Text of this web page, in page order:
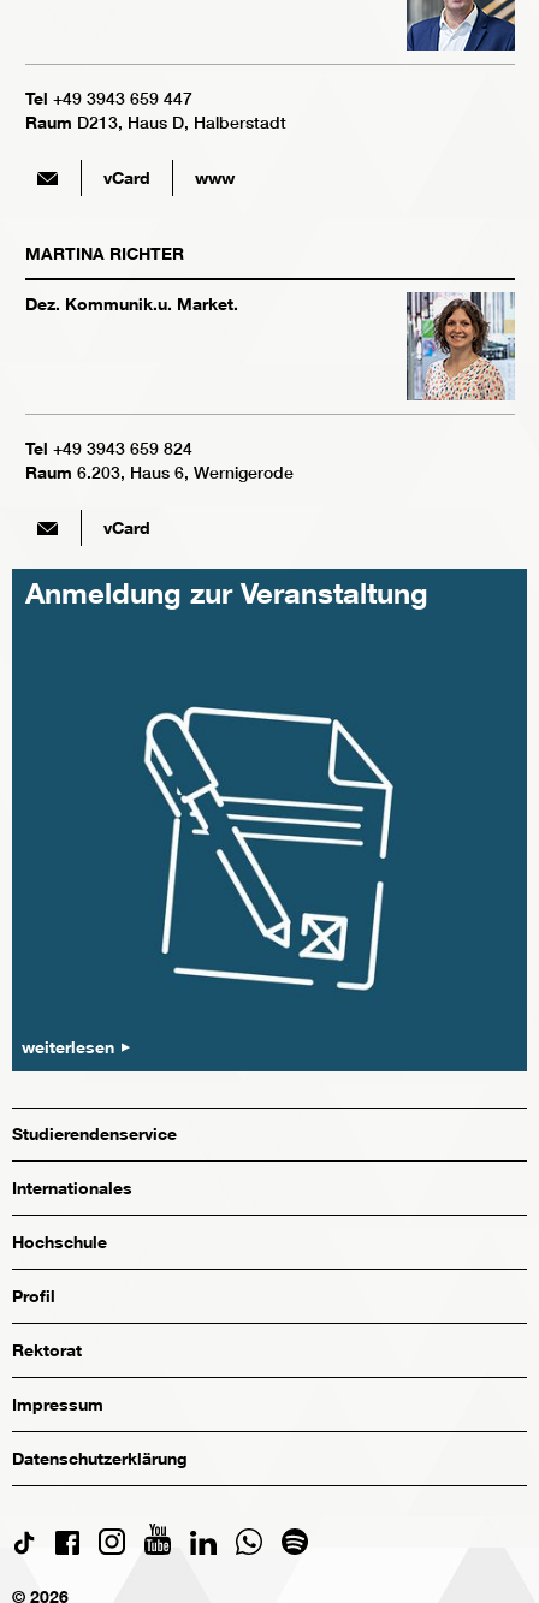
Tel +49 3943 659 447
Raum D213, Haus D, Halberstadt
vCard www
MARTINA RICHTER
Dez. Kommunik.u. Market.
Tel +49 3943 659 824
Raum 6.203, Haus 6, Wernigerode
vCard
Anmeldung zur Veranstaltung
weiterlesen
Studierendenservice
Internationales
Hochschule
Profil
Rektorat
Impressum
Datenschutzerklärung
© 2026